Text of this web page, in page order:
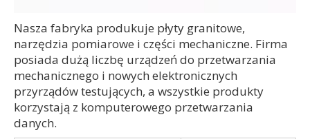
Nasza fabryka produkuje płyty granitowe,
narzędzia pomiarowe i części mechaniczne. Firma
posiada dużą liczbę urządzeń do przetwarzania
mechanicznego i nowych elektronicznych
przyrządów testujących, a wszystkie produkty
korzystają z komputerowego przetwarzania
danych.